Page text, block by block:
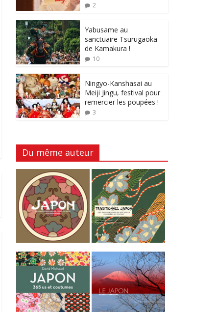
2
Yabusame au
sanctuaire Tsurugaoka
de Kamakura !
10
Ningyo-Kanshasai au
Meiji Jingu, festival pour
remercier les poupées !
3
Du même auteur